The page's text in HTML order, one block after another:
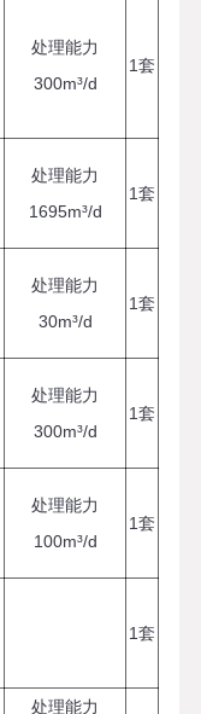
处理能力
300m³/d
1套
处理能力
1695m³/d
1套
处理能力
30m³/d
1套
处理能力
300m³/d
1套
处理能力
100m³/d
1套
1套
处理能力